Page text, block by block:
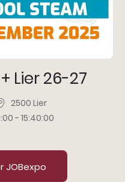
Lier 26-27
2500 Lier
- 15:40:00
JOBexpo